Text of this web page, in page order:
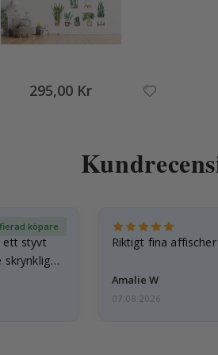
295,00 Kr
ett styvt
köpare
Riktigt fina
Amalie W
07.08.2026